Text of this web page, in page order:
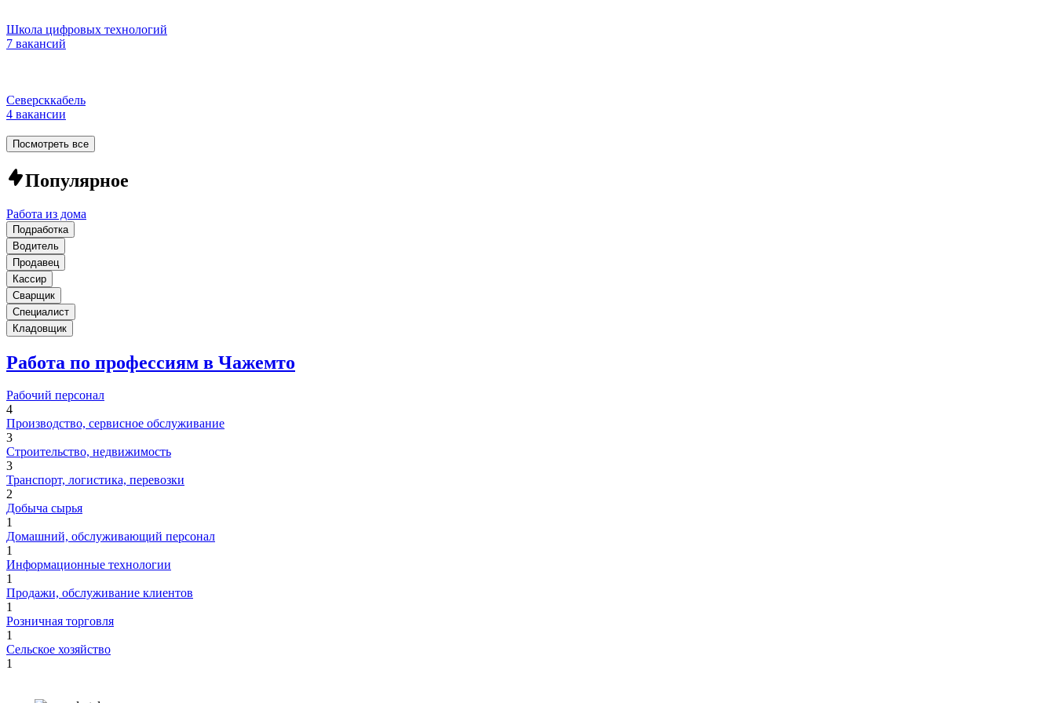
Школа цифровых технологий
7 вакансий
Северсккабель
4 вакансии
Посмотреть все
Популярное
Работа из дома
Подработка
Водитель
Продавец
Кассир
Сварщик
Специалист
Кладовщик
Работа по профессиям в Чажемто
Рабочий персонал
4
Производство, сервисное обслуживание
3
Строительство, недвижимость
3
Транспорт, логистика, перевозки
2
Добыча сырья
1
Домашний, обслуживающий персонал
1
Информационные технологии
1
Продажи, обслуживание клиентов
1
Розничная торговля
1
Сельское хозяйство
1